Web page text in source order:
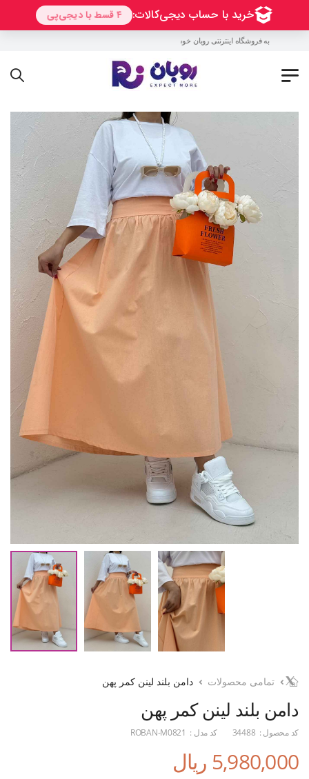
به فروشگاه اینترنتی روبان خوش آمدید !
تمامی محصولات دامن بلند لینن کمر پهن
دامن بلند لینن کمر پهن
کد محصول : 34488 کد مدل : ROBAN-M0821
5,980,000 ریال